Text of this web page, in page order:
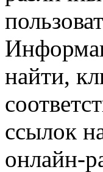
найти,
ссылок
онлайн-